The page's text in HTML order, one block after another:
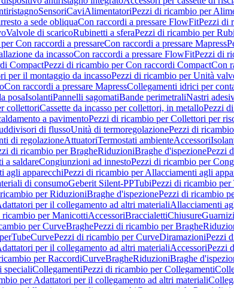
SensoriCaviAlimentatoriPezzi di ricambio per
a sede obliquaCon raccordi a pressare FlowFitPezzi di
Valvole di scaricoRubinetti a sferaPezzi di ricambio per
Con raccordi a pressareCon raccordi a pressare Mapress
da incassoCon raccordi a pressare FlowFitPezzi di
CompactPezzi di ricambio per Con raccordi CompactCon
per il montaggio da incassoPezzi di ricambio per Unità
Con raccordi a pressare MapressCollegamenti idrici per
posaIsolantiPannelli sagomatiBande perimetraliNastri
collettoriCassette da incasso per collettori, in metalloPezzi
a pavimentoPezzi di ricambio per Collettori per
di flussoUnità di termoregolazionePezzi di
di regolazioneAttuatoriTermostati ambienteAccessori
di ricambio per BragheRiduzioniBraghe d'ispezionePezzi
a saldareCongiunzioni ad innestoPezzi di ricambio per
agli apparecchiPezzi di ricambio per Allacciamenti agli
di consumoGeberit Silent-PPTubiPezzi di ricambio per
per RiduzioniBraghe d'ispezionePezzi di ricambio
per il collegamento ad altri materialiAllacciamenti
ricambio per ManicottiAccessoriBraccialettiChiusure
per CurveBraghePezzi di ricambio per Braghe
CurvePezzi di ricambio per CurveDiramazioniPezzi
per il collegamento ad altri materialiAccessoriPezzi
per RaccordiCurveBragheRiduzioniBraghe
specialiCollegamentiPezzi di ricambio per Collegamenti
per Adattatori per il collegamento ad altri materiali